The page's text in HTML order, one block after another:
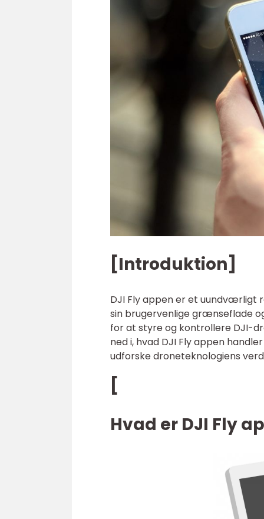
[Introduktion]
DJI Fly appen er et uundværligt
sin brugervenlige grænseflade
for at styre og kontrollere DJI-
ned i, hvad DJI Fly appen
udforske droneteknologiens
[
Hvad er DJI Fly